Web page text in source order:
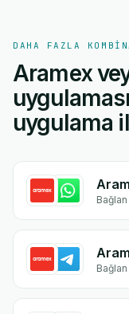
DAHA FAZLA
Aramex
uygulama